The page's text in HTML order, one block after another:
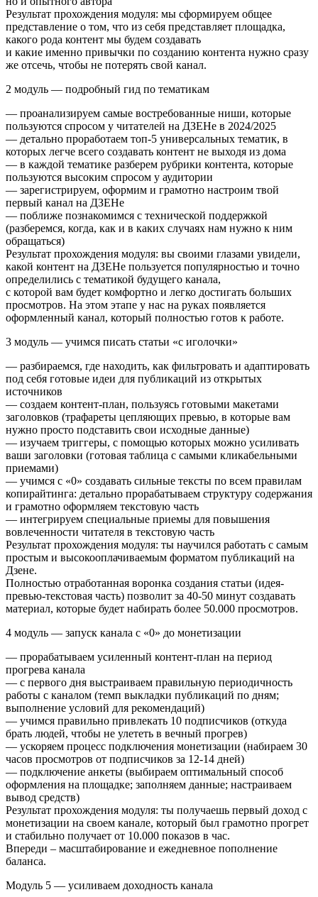
Результат прохождения модуля: мы сформируем общее
представление о том, что из себя представляет площадка,
какого рода контент мы будем создавать
и какие именно привычки по созданию контента нужно сразу
же отсечь, чтобы не потерять свой канал.
2 модуль — подробный гид по тематикам
— проанализируем самые востребованные ниши, которые
пользуются спросом у читателей на ДЗЕНе в 2024/2025
— детально проработаем топ-5 универсальных тематик, в
которых легче всего создавать контент не выходя из дома
— в каждой тематике разберем рубрики контента, которые
пользуются высоким спросом у аудитории
— зарегистрируем, оформим и грамотно настроим твой
первый канал на ДЗЕНе
— поближе познакомимся с технической поддержкой
(разберемся, когда, как и в каких случаях нам нужно к ним
обращаться)
Результат прохождения модуля: вы своими глазами увидели,
какой контент на ДЗЕНе пользуется популярностью и точно
определились с тематикой будущего канала,
с которой вам будет комфортно и легко достигать больших
просмотров. На этом этапе у нас на руках появляется
оформленный канал, который полностью готов к работе.
3 модуль — учимся писать статьи «с иголочки»
— разбираемся, где находить, как фильтровать и адаптировать
под себя готовые идеи для публикаций из открытых
источников
— создаем контент-план, пользуясь готовыми макетами
заголовков (трафареты цепляющих превью, в которые вам
нужно просто подставить свои исходные данные)
— изучаем триггеры, с помощью которых можно усиливать
ваши заголовки (готовая таблица с самыми кликабельными
приемами)
— учимся с «0» создавать сильные тексты по всем правилам
копирайтинга: детально прорабатываем структуру содержания
и грамотно оформляем текстовую часть
— интегрируем специальные приемы для повышения
вовлеченности читателя в текстовую часть
Результат прохождения модуля: ты научился работать с самым
простым и высокооплачиваемым форматом публикаций на
Дзене.
Полностью отработанная воронка создания статьи (идея-
превью-текстовая часть) позволит за 40-50 минут создавать
материал, которые будет набирать более 50.000 просмотров.
4 модуль — запуск канала с «0» до монетизации
— прорабатываем усиленный контент-план на период
прогрева канала
— с первого дня выстраиваем правильную периодичность
работы с каналом (темп выкладки публикаций по дням;
выполнение условий для рекомендаций)
— учимся правильно привлекать 10 подписчиков (откуда
брать людей, чтобы не улететь в вечный прогрев)
— ускоряем процесс подключения монетизации (набираем 30
часов просмотров от подписчиков за 12-14 дней)
— подключение анкеты (выбираем оптимальный способ
оформления на площадке; заполняем данные; настраиваем
вывод средств)
Результат прохождения модуля: ты получаешь первый доход с
монетизации на своем канале, который был грамотно прогрет
и стабильно получает от 10.000 показов в час.
Впереди – масштабирование и ежедневное пополнение
баланса.
Модуль 5 — усиливаем доходность канала